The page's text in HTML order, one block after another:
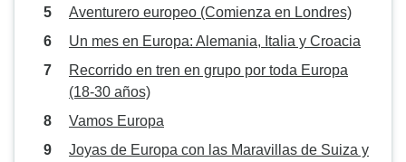
Aventurero europeo (Comienza en Londres)
Un mes en Europa: Alemania, Italia y Croacia
Recorrido en tren en grupo por toda Europa
(18-30 años)
Vamos Europa
Joyas de Europa con las Maravillas de Suiza y